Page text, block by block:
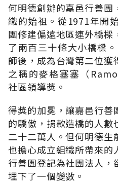
何明德創辦的嘉邑行善團
織的始祖。從1971年開
團修建偏遠地區連外橋
了兩百三十條大小橋樑
師後，成為台灣第二位獲
之稱的麥格塞塞（
社區領導獎。
得獎的加冕，讓嘉邑行善
的驕傲，捐款造橋的人數
二十二萬人。但何明德生
也擔心成立組織所帶來的
行善團登記為社團法人，
埋下了一個變數。